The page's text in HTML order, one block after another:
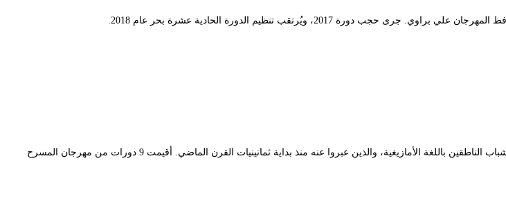
انطلق “مهرجان المسرح الأمازيغي في عام 2009 بمدينة باتنة، بعدما كان يشكّل مطلباً ثقافياً لدى الفنانين الشباب الناطقين باللغة الأمازيغية، والذين عبروا عنه منذ بداية ثمانينيات القرن الماضي. أقيمت 9 دورات من مهرجان المسرح